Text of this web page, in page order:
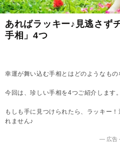
あればラッキー♪見逃さず
手相」4つ
幸運が舞い込む手相とはどのようなもの
今回は、珍しい手相を4つご紹介します。
もしも手に見つけられたら、ラッキー
れません♪
― 広告